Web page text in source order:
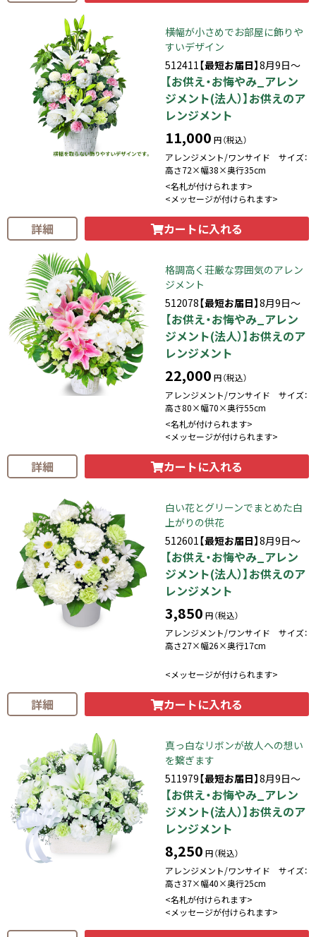
横幅が小さめでお部屋に飾りや
すいデザイン
512411【最短お届日】8月9日～
【お供え・お悔やみ_アレン
ジメント(法人）】お供えのア
レンジメント
11,000 円（税込）
アレンジメント/ワンサイド サイズ：
高さ72×幅38×奥行35cm
<名札が付けられます>
<メッセージが付けられます>
詳細 カートに入れる
格調高く荘厳な雰囲気のアレン
ジメント
512078【最短お届日】8月9日～
【お供え・お悔やみ_アレン
ジメント(法人）】お供えのア
レンジメント
22,000 円（税込）
アレンジメント/ワンサイド サイズ：
高さ80×幅70×奥行55cm
<名札が付けられます>
<メッセージが付けられます>
詳細 カートに入れる
白い花とグリーンでまとめた白
上がりの供花
512601【最短お届日】8月9日～
【お供え・お悔やみ_アレン
ジメント(法人）】お供えのア
レンジメント
3,850 円（税込）
アレンジメント/ワンサイド サイズ：
高さ27×幅26×奥行17cm
<メッセージが付けられます>
詳細 カートに入れる
真っ白なリボンが故人への想い
を繋ぎます
511979【最短お届日】8月9日～
【お供え・お悔やみ_アレン
ジメント(法人）】お供えのア
レンジメント
8,250 円（税込）
アレンジメント/ワンサイド サイズ：
高さ37×幅40×奥行25cm
<名札が付けられます>
<メッセージが付けられます>